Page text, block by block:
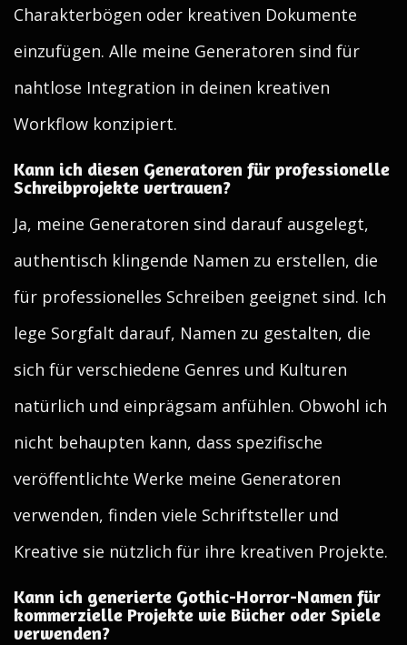
Charakterbögen oder kreativen Dokumente
einzufügen. Alle meine Generatoren sind für
nahtlose Integration in deinen kreativen
Workflow konzipiert.
Kann ich diesen Generatoren für professionelle
Schreibprojekte vertrauen?
Ja, meine Generatoren sind darauf ausgelegt,
authentisch klingende Namen zu erstellen, die
für professionelles Schreiben geeignet sind. Ich
lege Sorgfalt darauf, Namen zu gestalten, die
sich für verschiedene Genres und Kulturen
natürlich und einprägsam anfühlen. Obwohl ich
nicht behaupten kann, dass spezifische
veröffentlichte Werke meine Generatoren
verwenden, finden viele Schriftsteller und
Kreative sie nützlich für ihre kreativen Projekte.
Kann ich generierte Gothic-Horror-Namen für
kommerzielle Projekte wie Bücher oder Spiele
verwenden?